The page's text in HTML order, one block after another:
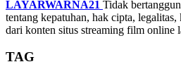
LAYARWARNA21 Tidak
tentang kepatuhan, hak cipta, legalitas,
dari konten situs streaming film online
TAG